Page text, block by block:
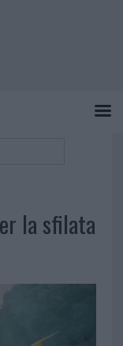
la sfilata